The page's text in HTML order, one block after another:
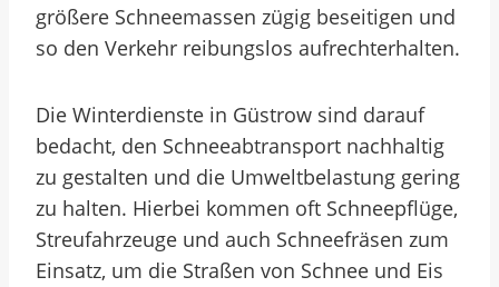
größere Schneemassen zügig beseitigen und
so den Verkehr reibungslos aufrechterhalten.
Die Winterdienste in Güstrow sind darauf
bedacht, den Schneeabtransport nachhaltig
zu gestalten und die Umweltbelastung gering
zu halten. Hierbei kommen oft Schneepflüge,
Streufahrzeuge und auch Schneefräsen zum
Einsatz, um die Straßen von Schnee und Eis